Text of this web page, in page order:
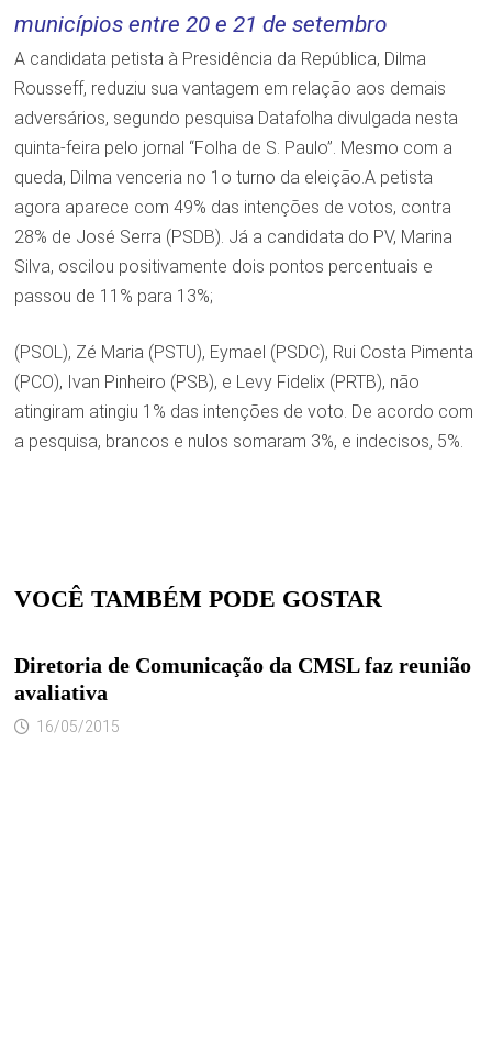
municípios entre 20 e 21 de setembro
A candidata petista à Presidência da República, Dilma
Rousseff, reduziu sua vantagem em relação aos demais
adversários, segundo pesquisa Datafolha divulgada nesta
quinta-feira pelo jornal “Folha de S. Paulo”. Mesmo com a
queda, Dilma venceria no 1o turno da eleição.A petista
agora aparece com 49% das intenções de votos, contra
28% de José Serra (PSDB). Já a candidata do PV, Marina
Silva, oscilou positivamente dois pontos percentuais e
passou de 11% para 13%;
(PSOL), Zé Maria (PSTU), Eymael (PSDC), Rui Costa Pimenta
(PCO), Ivan Pinheiro (PSB), e Levy Fidelix (PRTB), não
atingiram atingiu 1% das intenções de voto. De acordo com
a pesquisa, brancos e nulos somaram 3%, e indecisos, 5%.
VOCÊ TAMBÉM PODE GOSTAR
Diretoria de Comunicação da CMSL faz reunião
avaliativa
16/05/2015